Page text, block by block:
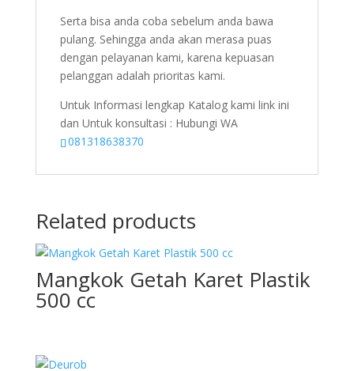
Serta bisa anda coba sebelum anda bawa
pulang. Sehingga anda akan merasa puas
dengan pelayanan kami, karena kepuasan
pelanggan adalah prioritas kami.
Untuk Informasi lengkap Katalog kami link ini
dan Untuk konsultasi : Hubungi WA
081318638370
Related products
Mangkok Getah Karet Plastik
500 cc